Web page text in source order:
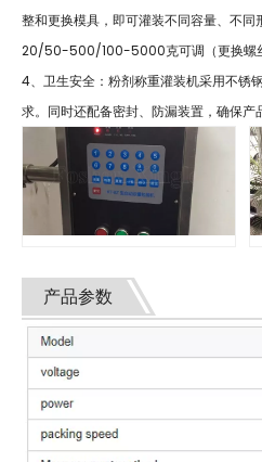
整和更换模具，即可灌装不同容量、不
20/50-500/100-5000克可调（更换螺
4、卫生安全：粉剂称重灌装机采用不锈
求。同时还配备密封、防漏装置，确保产
产品参数